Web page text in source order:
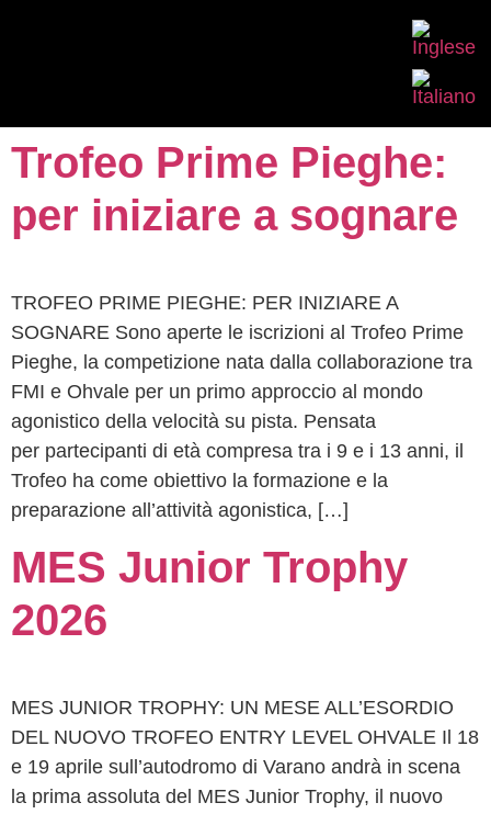
Trofeo Prime Pieghe:
per iniziare a sognare
TROFEO PRIME PIEGHE: PER INIZIARE A
SOGNARE Sono aperte le iscrizioni al Trofeo Prime
Pieghe, la competizione nata dalla collaborazione tra
FMI e Ohvale per un primo approccio al mondo
agonistico della velocità su pista. Pensata
per partecipanti di età compresa tra i 9 e i 13 anni, il
Trofeo ha come obiettivo la formazione e la
preparazione all’attività agonistica, […]
MES Junior Trophy
2026
MES JUNIOR TROPHY: UN MESE ALL’ESORDIO
DEL NUOVO TROFEO ENTRY LEVEL OHVALE Il 18
e 19 aprile sull’autodromo di Varano andrà in scena
la prima assoluta del MES Junior Trophy, il nuovo